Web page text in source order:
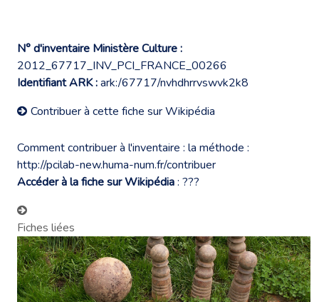
N° d'inventaire Ministère Culture :
2012_67717_INV_PCI_FRANCE_00266
Identifiant ARK :ark:/67717/nvhdhrrvswvk2k8
Contribuer à cette fiche sur Wikipédia
Comment contribuer à l'inventaire : la méthode :
http://pcilab-new.huma-num.fr/contribuer
Accéder à la fiche sur Wikipédia: ???
Fiches liées